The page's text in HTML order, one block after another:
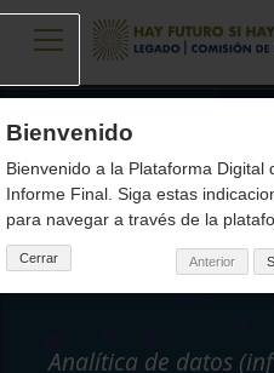
Pasar al contenido principal
Hay futuro si hay
Volúmenes del Informe
Analítica de datos
Bienvenido
Bienvenido a la Plataforma Digital
Informe Final. Siga estas
para navegar a través de la
Cerrar Anterior